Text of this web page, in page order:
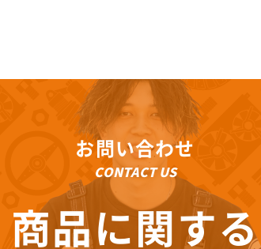
お問い合わせ
CONTACT US
商品に関する